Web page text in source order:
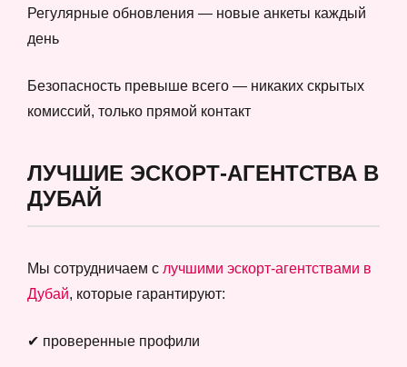
Регулярные обновления — новые анкеты каждый
день
Безопасность превыше всего — никаких скрытых
комиссий, только прямой контакт
ЛУЧШИЕ ЭСКОРТ-АГЕНТСТВА В
ДУБАЙ
Мы сотрудничаем с лучшими эскорт-агентствами в
Дубай, которые гарантируют:
✔ проверенные профили